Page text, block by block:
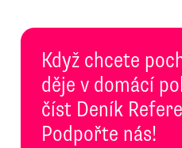
Když chcete
děje v domácí
číst Deník
Podpořte nás!